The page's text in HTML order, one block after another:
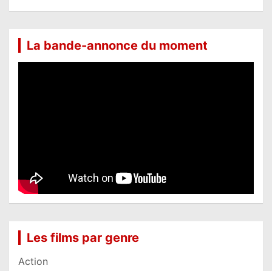
La bande-annonce du moment
Les films par genre
Action